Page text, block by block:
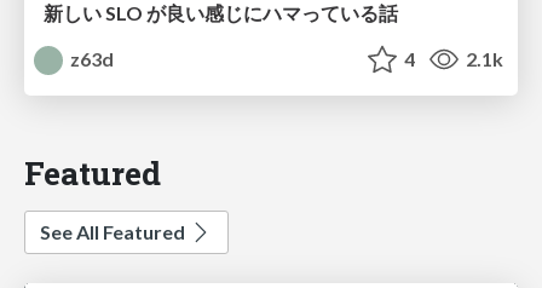
新しい SLO が良い感じにハマっている話
z63d
4 2.1k
Featured
See All Featured